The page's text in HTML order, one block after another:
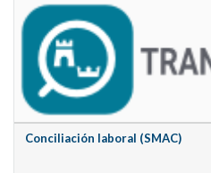
Conciliación laboral (SMAC)